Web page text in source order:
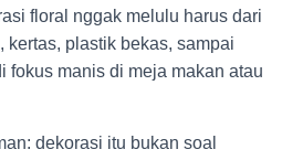
floral nggak melulu harus dari
kertas, plastik bekas, sampai
fokus manis di meja makan atau
dekorasi itu bukan soal